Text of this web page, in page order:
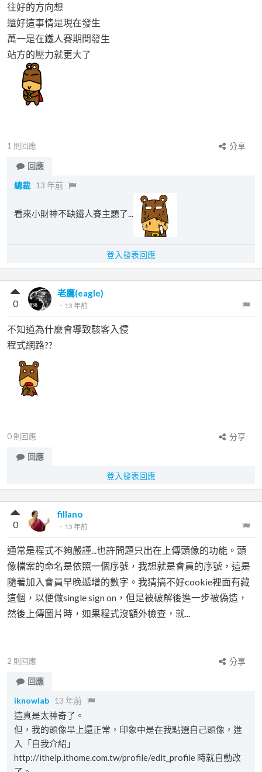
往好的方向想
還好這事情是現在發生
萬一是在鐵人賽期間發生
站方的壓力就更大了
1 則回應
分享
回應
總裁 13 年前
看來小財神不缺鐵人賽主題了...
登入發表回應
老鷹(eagle)
． 13 年前
0
不知道為什麼會導致駭客入侵
程式網路??
0 則回應
分享
回應
登入發表回應
fillano
． 13 年前
0
通常是程式不夠嚴謹...也許問題只出在上傳頭像的功能。頭
像檔案的命名是依照一個序號，我想就是會員的序號，這是
隨著加入會員早晚遞增的數字。我猜搞不好cookie裡面有藏
這個，以便做single sign on，但是被破解後進一步被偽造，
然後上傳圖片時，如果程式沒額外檢查，就...
2 則回應
分享
回應
iknowlab 13 年前
這真是太神奇了。
但，我的頭像早上還正常，印象中是在我點選自己頭像，進
入「自我介紹」
http://ithelp.ithome.com.tw/profile/edit_profile 時就自動改